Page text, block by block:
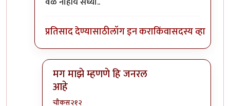
प्रतिसाद देण्यासाठीलॉग इन कराकिंवासदस्य व्हा
मग माझे म्हणणे हि जनरल
आहे
चौकस२१२